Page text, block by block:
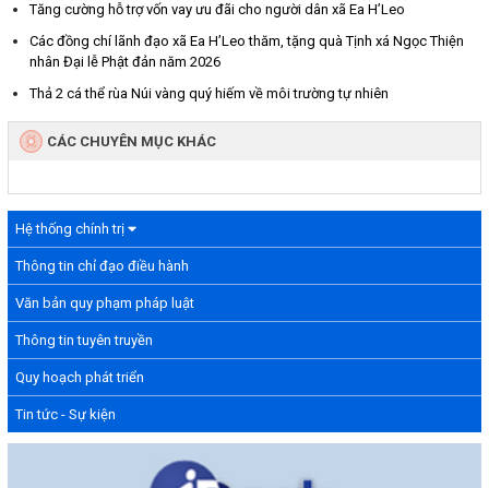
Hệ thống chính trị
Thông tin chỉ đạo điều hành
Văn bản quy phạm pháp luật
Thông tin tuyên truyền
Quy hoạch phát triển
Tin tức - Sự kiện
Tăng cường hỗ trợ vốn vay ưu đãi cho người dân xã Ea H’Leo
Các đồng chí lãnh đạo xã Ea H’Leo thăm, tặng quà Tịnh xá Ngọc Thiện
nhân Đại lễ Phật đản năm 2026
Thả 2 cá thể rùa Núi vàng quý hiếm về môi trường tự nhiên
CÁC CHUYÊN MỤC KHÁC